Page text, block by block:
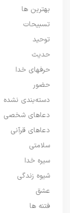
بهترین ها
تسبیحات
توحید
حدیث
حرفهای خدا
حضور
دسته‌بندی نشده
دعاهای شخصی
دعاهای قرآنی
سلامتی
سیره خدا
شیوه زندگی
عشق
فتنه ها